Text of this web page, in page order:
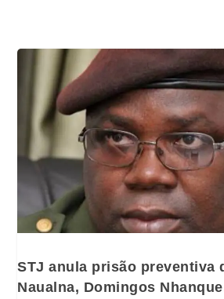
STJ anula prisão preventiva
Naualna, Domingos